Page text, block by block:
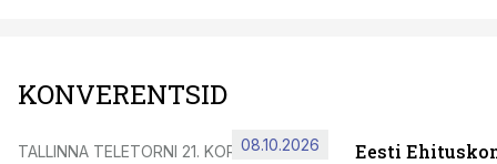
KONVERENTSID
TALLINNA TELETORNI 21. KORRUSEL
08.10.2026 Eesti